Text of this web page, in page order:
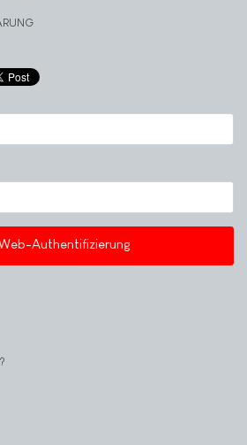
Authentifizierung